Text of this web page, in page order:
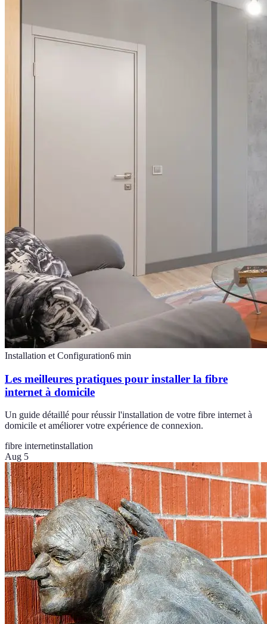
Installation et Configuration6 min
Les meilleures pratiques pour installer la fibre
internet à domicile
Un guide détaillé pour réussir l'installation de votre fibre internet à
domicile et améliorer votre expérience de connexion.
fibre internetinstallation
Aug 5